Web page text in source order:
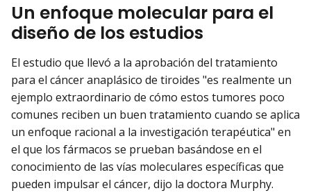
Un enfoque molecular para el
diseño de los estudios
El estudio que llevó a la aprobación del tratamiento
para el cáncer anaplásico de tiroides "es realmente un
ejemplo extraordinario de cómo estos tumores poco
comunes reciben un buen tratamiento cuando se aplica
un enfoque racional a la investigación terapéutica" en
el que los fármacos se prueban basándose en el
conocimiento de las vías moleculares específicas que
pueden impulsar el cáncer, dijo la doctora Murphy.